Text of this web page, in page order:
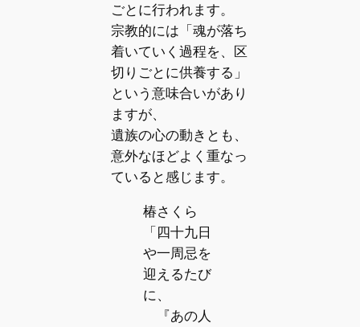
ごとに行われます。
宗教的には「魂が落ち
着いていく過程を、区
切りごとに供養する」
という意味合いがあり
ますが、
遺族の心の動きとも、
意外なほどよく重なっ
ていると感じます。
椿さくら
「四十九日
や一周忌を
迎えるたび
に、
『あの人